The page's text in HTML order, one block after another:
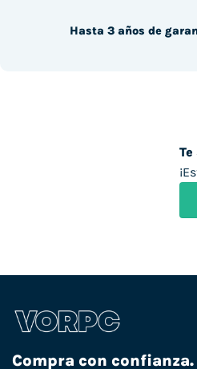
Hasta 3 años de
Compra con confianza.